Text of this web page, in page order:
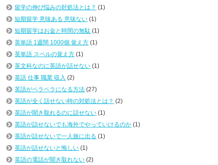
留学の伸び悩みの対処法とは？ (1)
短期留学 意味ある 意味ない (1)
短期留学はお金と時間の無駄 (1)
英単語 1週間 1000個 覚え方 (1)
英単語 スペルの覚え方 (1)
英文科なのに英語が話せない (1)
英語 仕事 職業 収入 (2)
英語がペラペラになる方法 (27)
英語が全く話せない時の対処法とは？ (2)
英語が聞き取れるのに話せない (1)
英語が話せないでも海外でやっていけるのか (1)
英語が話せないで一人旅に出る (1)
英語が話せないと悔しい (1)
英語の電話が聞き取れない (2)